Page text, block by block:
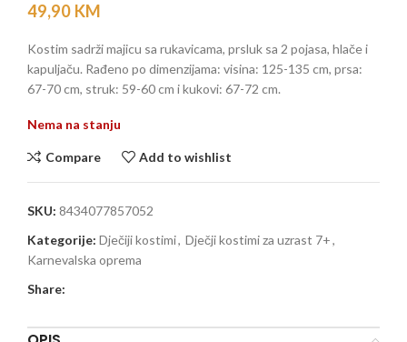
49,90 KM
Kostim sadrži majicu sa rukavicama, prsluk sa 2 pojasa, hlače i
kapuljaču. Rađeno po dimenzijama: visina: 125-135 cm, prsa:
67-70 cm, struk: 59-60 cm i kukovi: 67-72 cm.
Nema na stanju
Compare Add to wishlist
SKU: 8434077857052
Kategorije: Dječiji kostimi, Dječji kostimi za uzrast 7+,
Karnevalska oprema
Share: